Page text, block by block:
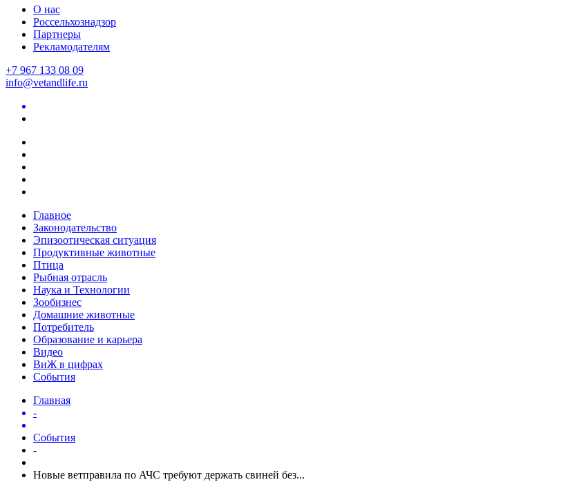
О нас
Россельхознадзор
Партнеры
Рекламодателям
+7 967 133 08 09
info@vetandlife.ru
Главное
Законодательство
Эпизоотическая ситуация
Продуктивные животные
Птица
Рыбная отрасль
Наука и Технологии
Зообизнес
Домашние животные
Потребитель
Образование и карьера
Видео
ВиЖ в цифрах
События
Главная
-
События
-
Новые ветправила по АЧС требуют держать свиней без...